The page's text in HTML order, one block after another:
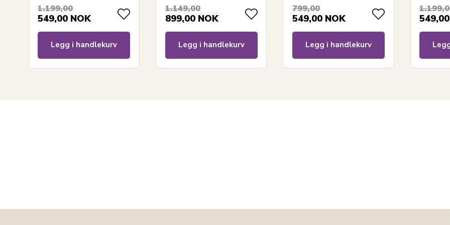
1.199,00
549,00 NOK
Legg i handlekurv
madrassbeskytter fra
Nature by Borg
1.149,00
899,00 NOK
Legg i handlekurv
799,00
549,00 NOK
Legg i handlekurv
549,00